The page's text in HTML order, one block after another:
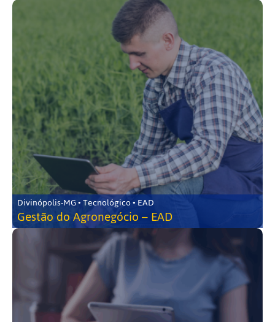
Divinópolis-MG • Tecnológico • EAD
Gestão do Agronegócio – EAD